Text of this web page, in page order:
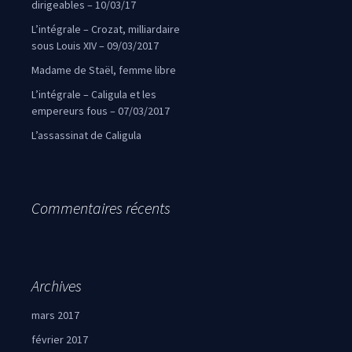
dirigeables – 10/03/17
L’intégrale – Crozat, milliardaire
sous Louis XIV – 09/03/2017
Madame de Staël, femme libre
L’intégrale – Caligula et les
empereurs fous – 07/03/2017
L’assassinat de Caligula
Commentaires récents
Archives
mars 2017
février 2017